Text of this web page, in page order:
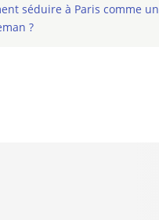
séduire à Paris comme un
?